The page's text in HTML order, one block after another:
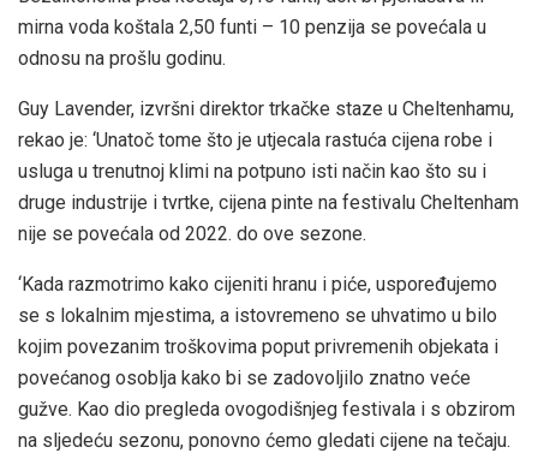
mirna voda koštala 2,50 funti – 10 penzija se povećala u
odnosu na prošlu godinu.
Guy Lavender, izvršni direktor trkačke staze u Cheltenhamu,
rekao je: ‘Unatoč tome što je utjecala rastuća cijena robe i
usluga u trenutnoj klimi na potpuno isti način kao što su i
druge industrije i tvrtke, cijena pinte na festivalu Cheltenham
nije se povećala od 2022. do ove sezone.
‘Kada razmotrimo kako cijeniti hranu i piće, uspoređujemo
se s lokalnim mjestima, a istovremeno se uhvatimo u bilo
kojim povezanim troškovima poput privremenih objekata i
povećanog osoblja kako bi se zadovoljilo znatno veće
gužve. Kao dio pregleda ovogodišnjeg festivala i s obzirom
na sljedeću sezonu, ponovno ćemo gledati cijene na tečaju.